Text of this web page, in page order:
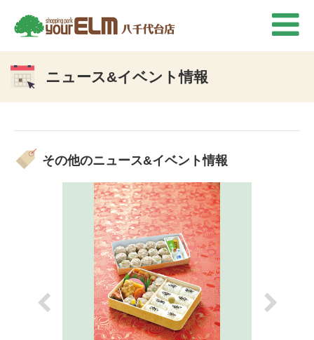
ニュース&イベント情報
その他のニュース&イベント情報